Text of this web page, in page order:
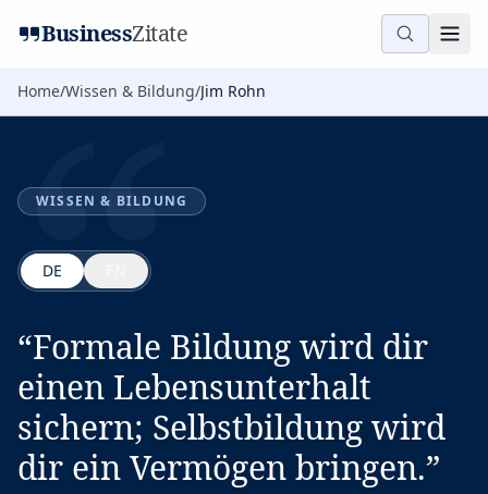
BusinessZitate
Home/Wissen & Bildung/Jim Rohn
“
WISSEN & BILDUNG
DE
“Formale Bildung wird dir
einen Lebensunterhalt
sichern; Selbstbildung wird
dir ein Vermögen bringen.”